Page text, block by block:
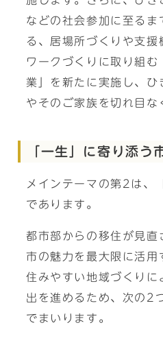
などの社会参加に至るま
る、居場所づくりや支援
ワークづくりに取り組
業」を新たに実施し、
やそのご家族を切れ目な
「一生」に寄り添う
メインテーマの第2は、
であります。
都市部からの移住が見
市の魅力を最大限に活
住みやすい地域づくりに
出を進めるため、次の2
でまいります。